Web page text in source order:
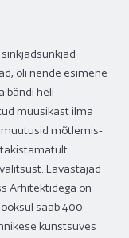
oli nende esimene
bändi heli
muusikast ilma
muutusid mõtlemis-
takistamatult
Lavastajad
Arhitektidega on
saab 400
kunstsuves